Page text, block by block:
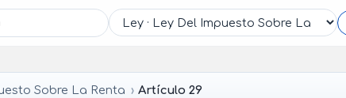
Sobre La Renta Artículo 29